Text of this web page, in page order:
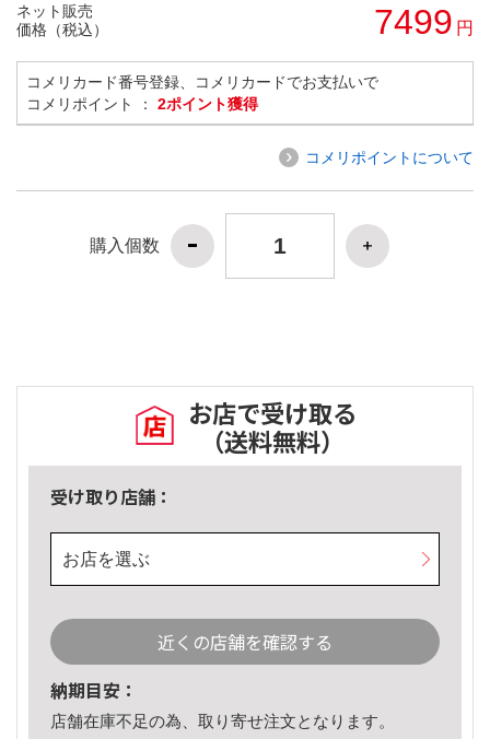
ネット販売
価格（税込）
7499 円
コメリカード番号登録、コメリカードでお支払いで
コメリポイント ： 2ポイント獲得
コメリポイントについて
購入個数
お店で受け取る
（送料無料）
受け取り店舗：
お店を選ぶ
近くの店舗を確認する
納期目安：
店舗在庫不足の為、取り寄せ注文となります。